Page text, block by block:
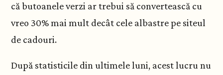
că butoanele verzi ar trebui să convertească cu
vreo 30% mai mult decât cele albastre pe siteul
de cadouri.
După statisticile din ultimele luni, acest lucru nu